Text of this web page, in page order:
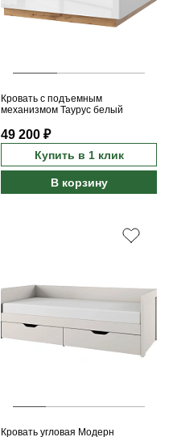
Кровать с подъемным
механизмом Таурус белый
49 200 ₽
Купить в 1 клик
В корзину
Кровать угловая Модерн